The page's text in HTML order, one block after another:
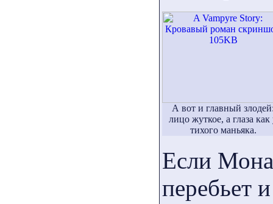
А вот и главный
лицо жуткое, а глаза как
тихого маньяка.
Если Мона
перебьет